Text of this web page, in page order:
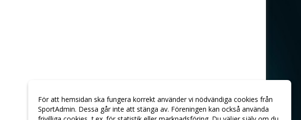
För att hemsidan ska fungera korrekt använder vi nödvändiga cookies från
SportAdmin. Dessa går inte att stänga av. Föreningen kan också använda